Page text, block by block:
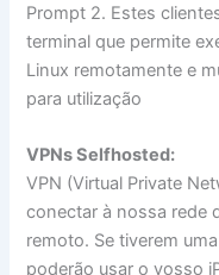
Prompt 2. Estes
terminal que permite
Linux remotamente e
para utilização
VPNs Selfhosted:
VPN (Virtual Private
conectar à nossa rede
remoto. Se tiverem
poderão usar o vosso